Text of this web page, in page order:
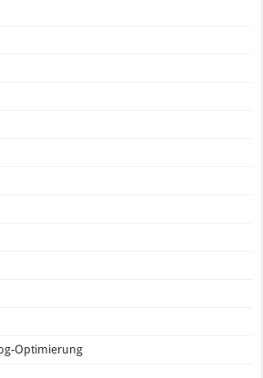
Optimierung